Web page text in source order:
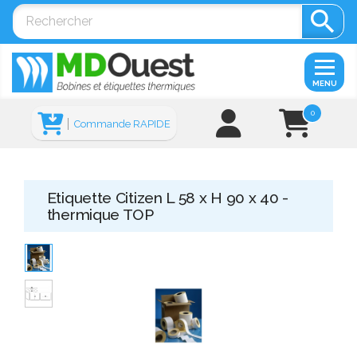

0
Commande RAPIDE
MENU
Etiquette Citizen L 58 x H 90 x 40 -
thermique TOP